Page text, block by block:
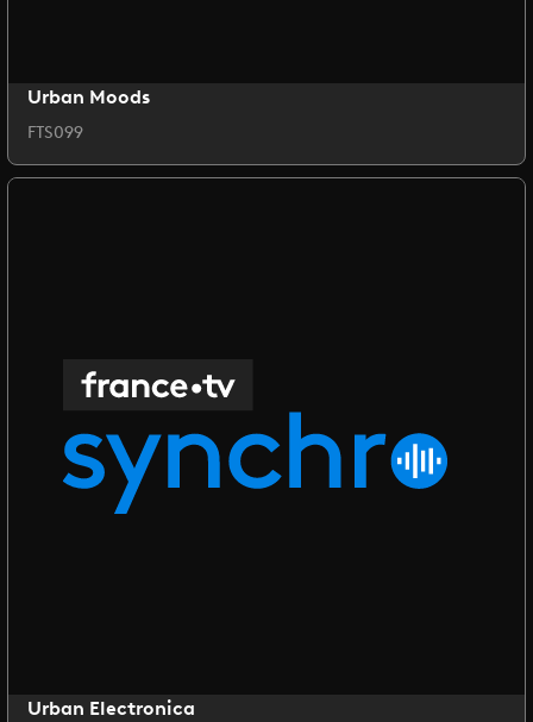
Urban Moods
FTS099
Urban Electronica